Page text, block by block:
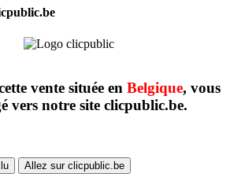
vente située en Belgique, vous
vers notre site clicpublic.be.
Allez sur clicpublic.be